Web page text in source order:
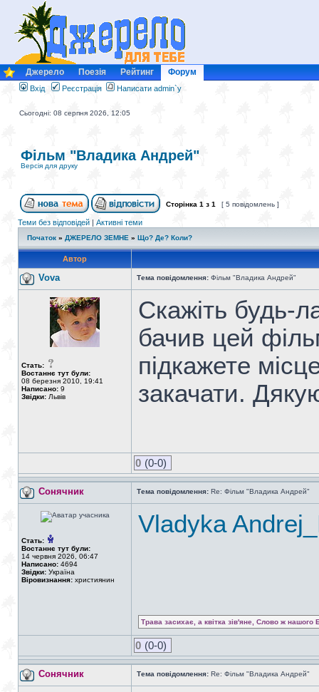
Джерело Поезія Рейтинг Форум
Вхід Реєстрація Написати admin`у
Сьогодні: 08 серпня 2026, 12:05
Фільм "Владика Андрей"
Версія для друку
Сторінка 1 з 1 [ 5 повідомлень ]
Теми без відповідей | Активні теми
Початок » ДЖЕРЕЛО ЗЕМНЕ » Що? Де? Коли?
Автор
Vova Тема повідомлення: Фільм "Владика Андрей"
Стать:
Востаннє тут були:
08 березня 2010, 19:41
Написано: 9
Звідки: Львів
Скажіть будь-
бачив цей
підкажете
закачати.
0 (0-0)
Сонячник Тема повідомлення: Re: Фільм "Владика Андрей"
Стать:
Востаннє тут були:
14 червня 2026, 06:47
Написано: 4694
Звідки: Україна
Віровизнання: християнин
Vladyka
Трава засихає, а квітка зів'яне, Слово ж нашого
0 (0-0)
Сонячник Тема повідомлення: Re: Фільм "Владика Андрей"